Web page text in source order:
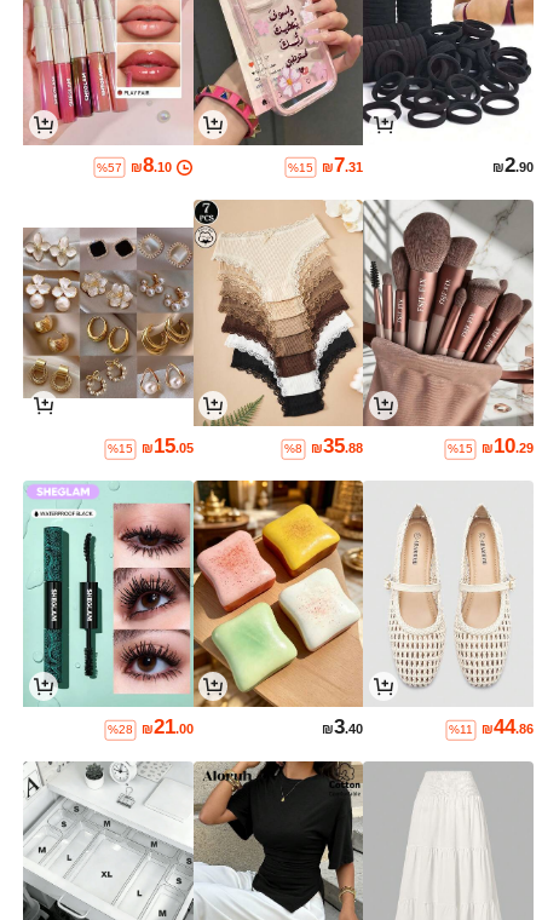
₪2.90
₪7.31
%15
₪8.10
%57
₪10.29
%15
₪35.88
%8
₪15.05
%15
₪44.86
%11
₪3.40
₪21.00
%28